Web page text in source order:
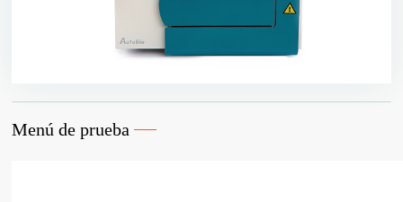
Menú de prueba